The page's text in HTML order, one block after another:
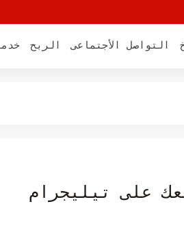
التواصل الأجتماعى الربح
على تيليجرام